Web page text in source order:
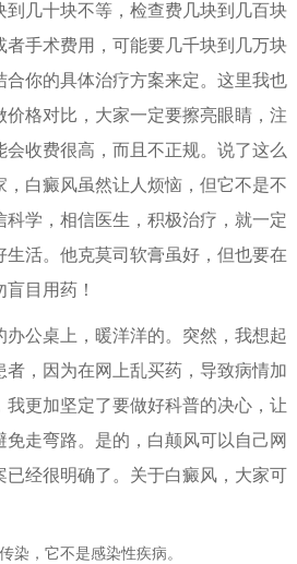
到几十块不等，检查费几块到几百块
者手术费用，可能要几千块到几万块
合你的具体治疗方案来定。这里我也
格对比，大家一定要擦亮眼睛，注
收费很高，而且不正规。说了这么
，白癜风虽然让人烦恼，但它不是不
学，相信医生，积极治疗，就一定
活。他克莫司软膏虽好，但也要在
目用药！
办公桌上，暖洋洋的。突然，我想起
，因为在网上乱买药，导致病情加
更加坚定了要做好科普的决心，让
走弯路。是的，白颠风可以自己网
已经很明确了。关于白癜风，大家可
染，它不是感染性疾病。